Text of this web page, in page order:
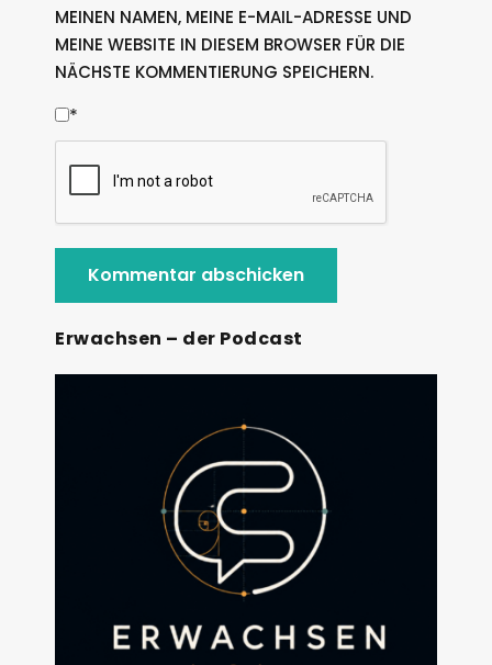
MEINEN NAMEN, MEINE E-MAIL-ADRESSE UND
MEINE WEBSITE IN DIESEM BROWSER FÜR DIE
NÄCHSTE KOMMENTIERUNG SPEICHERN.
*
Erwachsen – der Podcast